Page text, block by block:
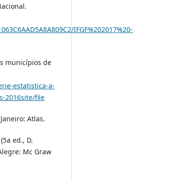
IFGF%202017%20-
municípios de
estatistica-a-
2016site/file
Atlas.
ed., D.
Mc Graw